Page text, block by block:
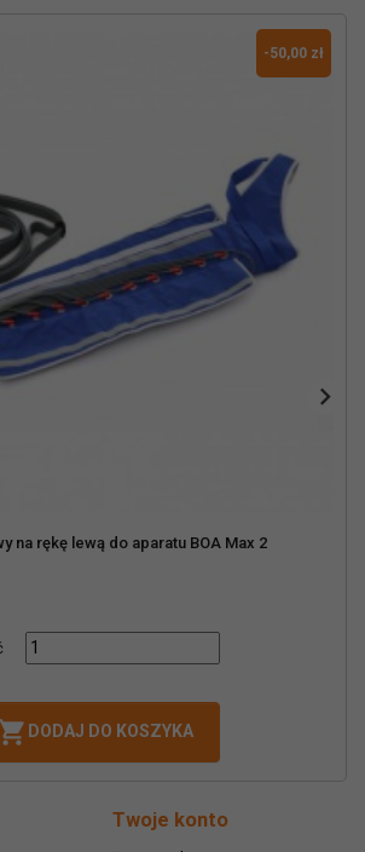
na rękę lewą do aparatu BOA Max 2
DODAJ DO KOSZYKA
-50,00 zł

Twoje konto